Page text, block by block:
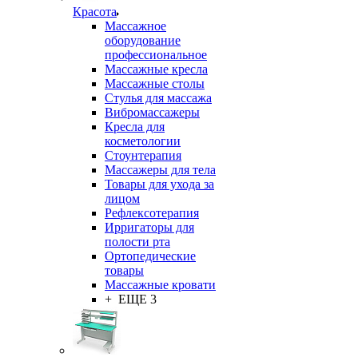
Красота
Массажное
оборудование
профессиональное
Массажные кресла
Массажные столы
Стулья для массажа
Вибромассажеры
Кресла для
косметологии
Стоунтерапия
Массажеры для тела
Товары для ухода за
лицом
Рефлексотерапия
Ирригаторы для
полости рта
Ортопедические
товары
Массажные кровати
+ ЕЩЕ 3